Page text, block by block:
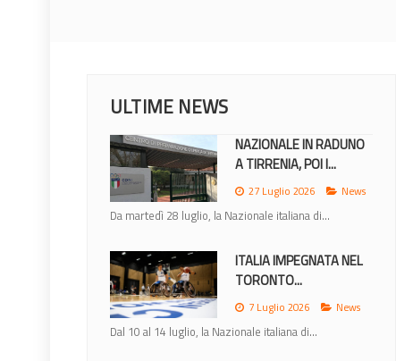
ULTIME NEWS
NAZIONALE IN RADUNO
A TIRRENIA, POI I...
27 Luglio 2026 News
Da martedì 28 luglio, la Nazionale italiana di...
ITALIA IMPEGNATA NEL
TORONTO...
7 Luglio 2026 News
Dal 10 al 14 luglio, la Nazionale italiana di...